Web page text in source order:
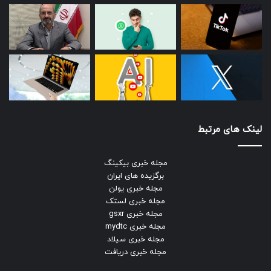
باتوجه به توسعه روز افزون تکنولوژی و حرکت کسب و کارهای
بزرگ به سمت حوزه اینترنت، قطعا نیاز به متخصص و برنامه
نویس سی شارپ رو به افزایش خواهد بود. از جمله وبسایت‌های
طراحی شده با کمک C# می‌توان به وبسایت اصلی شرکت
مایکروسافت، وبسایت برندهای Loreal، Kawasaki، وبسایت
Godaddy اشاره کرد. اگر یادگیری زبان C# برای شما سخت است و
فقط نیاز به انجام پروژه‌ای با این زبان دارید، نگران نباشید؛
فریلنسری مشغول هستند و می‌توانید با خیال آسوده پروژه خود را
برون سپاری کنید.
است. پی اچ پی قابلیت اجرا در پلتفرم‌های مختلف از جمله ویندوز،
مکینتاش و لینوکس را دارد.
لینک های مرتبط
مجله خبری بیکینگ
برگزیده های ایران
مجله خبری یولن
مجله خبری لستک
مجله خبری gsxr
مجله خبری mydtc
مجله خبری سیلاد
مجله خبری دریافت